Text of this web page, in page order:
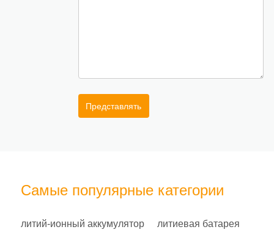
Представлять
Самые популярные категории
литий-ионный аккумулятор
литиевая батарея